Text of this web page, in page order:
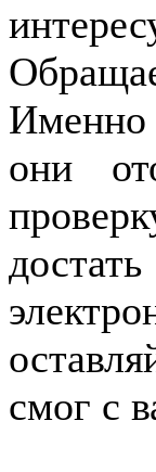
Именно
они
смог с